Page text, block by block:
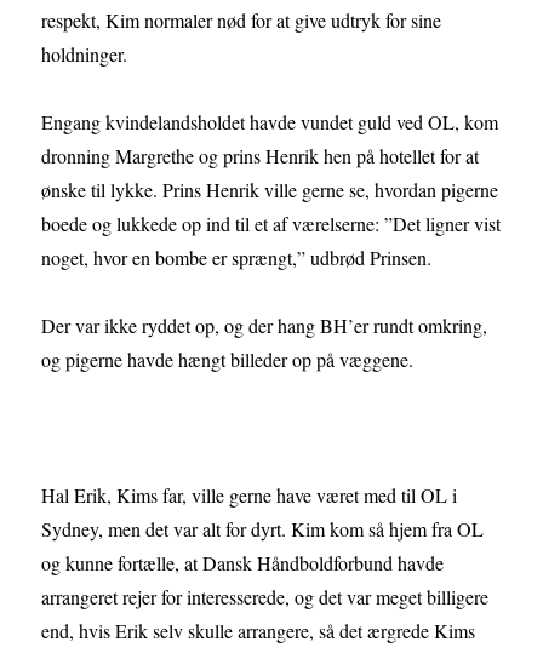
respekt, Kim normaler nød for at give udtryk for sine
holdninger.
Engang kvindelandsholdet havde vundet guld ved OL, kom
dronning Margrethe og prins Henrik hen på hotellet for at
ønske til lykke. Prins Henrik ville gerne se, hvordan pigerne
boede og lukkede op ind til et af værelserne: ”Det ligner vist
noget, hvor en bombe er sprængt,” udbrød Prinsen.
Der var ikke ryddet op, og der hang BH’er rundt omkring,
og pigerne havde hængt billeder op på væggene.
Hal Erik, Kims far, ville gerne have været med til OL i
Sydney, men det var alt for dyrt. Kim kom så hjem fra OL
og kunne fortælle, at Dansk Håndboldforbund havde
arrangeret rejer for interesserede, og det var meget billigere
end, hvis Erik selv skulle arrangere, så det ærgrede Kims